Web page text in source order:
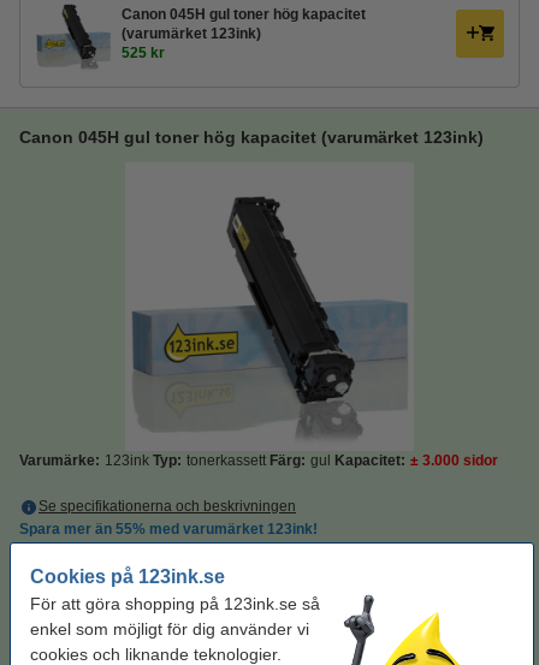
Cookies på 123ink.se
För att göra shopping på 123ink.se så
enkel som möjligt för dig använder vi
cookies och liknande teknologier.
Canon 045H gul toner hög kapacitet
(varumärket 123ink)
525 kr
Canon 045H gul toner hög kapacitet (varumärket 123ink)
Varumärke: 123ink Typ: tonerkassett Färg: gul Kapacitet: ± 3.000 sidor
Se specifikationerna och beskrivningen
Spara mer än 55% med varumärket 123ink!
Per sida 0,18 kr
525 kr Beställ